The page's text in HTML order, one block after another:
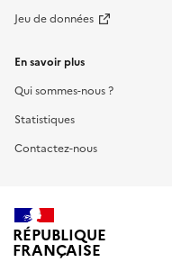
Jeu de données
En savoir plus
Qui sommes-nous ?
Statistiques
Contactez-nous
RÉPUBLIQUE
FRANÇAISE